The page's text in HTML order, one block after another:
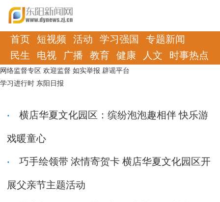
首页 短视频 活动 学习强国
专题新闻
民生
电视 广播 教育 健康 人文 时事热点
网络监督专区 欢迎监督 如实举报 辟谣平台
学习进行时 东阳日报
横店华夏文化园区：缤纷泡泡趣相伴 快乐游
戏暖童心
巧手绘领带 浓情寄贺卡 横店华夏文化园区开
展父亲节主题活动